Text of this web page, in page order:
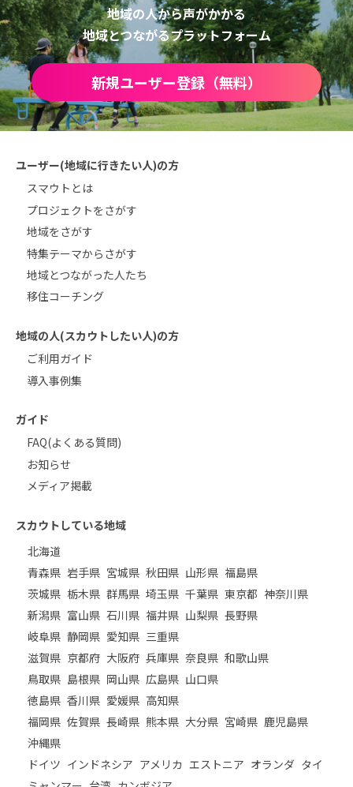
地域の人から声がかかる
地域とつながるプラットフォーム
新規ユーザー登録（無料）
ユーザー(地域に行きたい人)の方
スマウトとは
プロジェクトをさがす
地域をさがす
特集テーマからさがす
地域とつながった人たち
移住コーチング
地域の人(スカウトしたい人)の方
ご利用ガイド
導入事例集
ガイド
FAQ(よくある質問)
お知らせ
メディア掲載
スカウトしている地域
北海道
青森県 岩手県 宮城県 秋田県 山形県 福島県
茨城県 栃木県 群馬県 埼玉県 千葉県 東京都 神奈川県
新潟県 富山県 石川県 福井県 山梨県 長野県
岐阜県 静岡県 愛知県 三重県
滋賀県 京都府 大阪府 兵庫県 奈良県 和歌山県
鳥取県 島根県 岡山県 広島県 山口県
徳島県 香川県 愛媛県 高知県
福岡県 佐賀県 長崎県 熊本県 大分県 宮崎県 鹿児島県
沖縄県
ドイツ インドネシア アメリカ エストニア オランダ タイ